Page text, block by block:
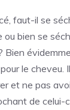
faut-il se
ou bien se
Bien
le cheveu.
et ne pas
de celui-